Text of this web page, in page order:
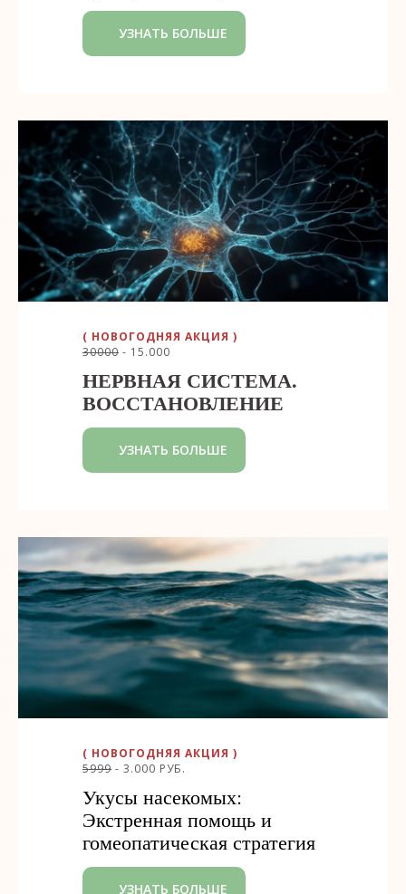
УЗНАТЬ БОЛЬШЕ
( НОВОГОДНЯЯ АКЦИЯ )
30000 - 15.000
НЕРВНАЯ СИСТЕМА.
ВОССТАНОВЛЕНИЕ
УЗНАТЬ БОЛЬШЕ
( НОВОГОДНЯЯ АКЦИЯ )
5999 - 3.000 РУБ.
Укусы насекомых:
Экстренная помощь и
гомеопатическая стратегия
УЗНАТЬ БОЛЬШЕ